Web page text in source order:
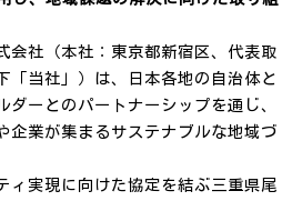
会社（本社：東京都新宿区、代表取
「当社」）は、日本各地の自治体と
ダーとのパートナーシップを通じ、
企業が集まるサステナブルな地域づ
ィ実現に向けた協定を結ぶ三重県尾